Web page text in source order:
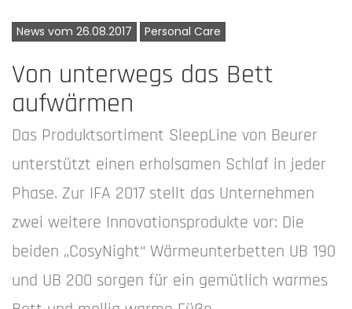
News vom 26.08.2017 Personal Care
Von unterwegs das Bett
aufwärmen
Das Produktsortiment SleepLine von Beurer
unterstützt einen erholsamen Schlaf in jeder
Phase. Zur IFA 2017 stellt das Unternehmen
zwei weitere Innovationsprodukte vor: Die
beiden „CosyNight“ Wärmeunterbetten UB 190
und UB 200 sorgen für ein gemütlich warmes